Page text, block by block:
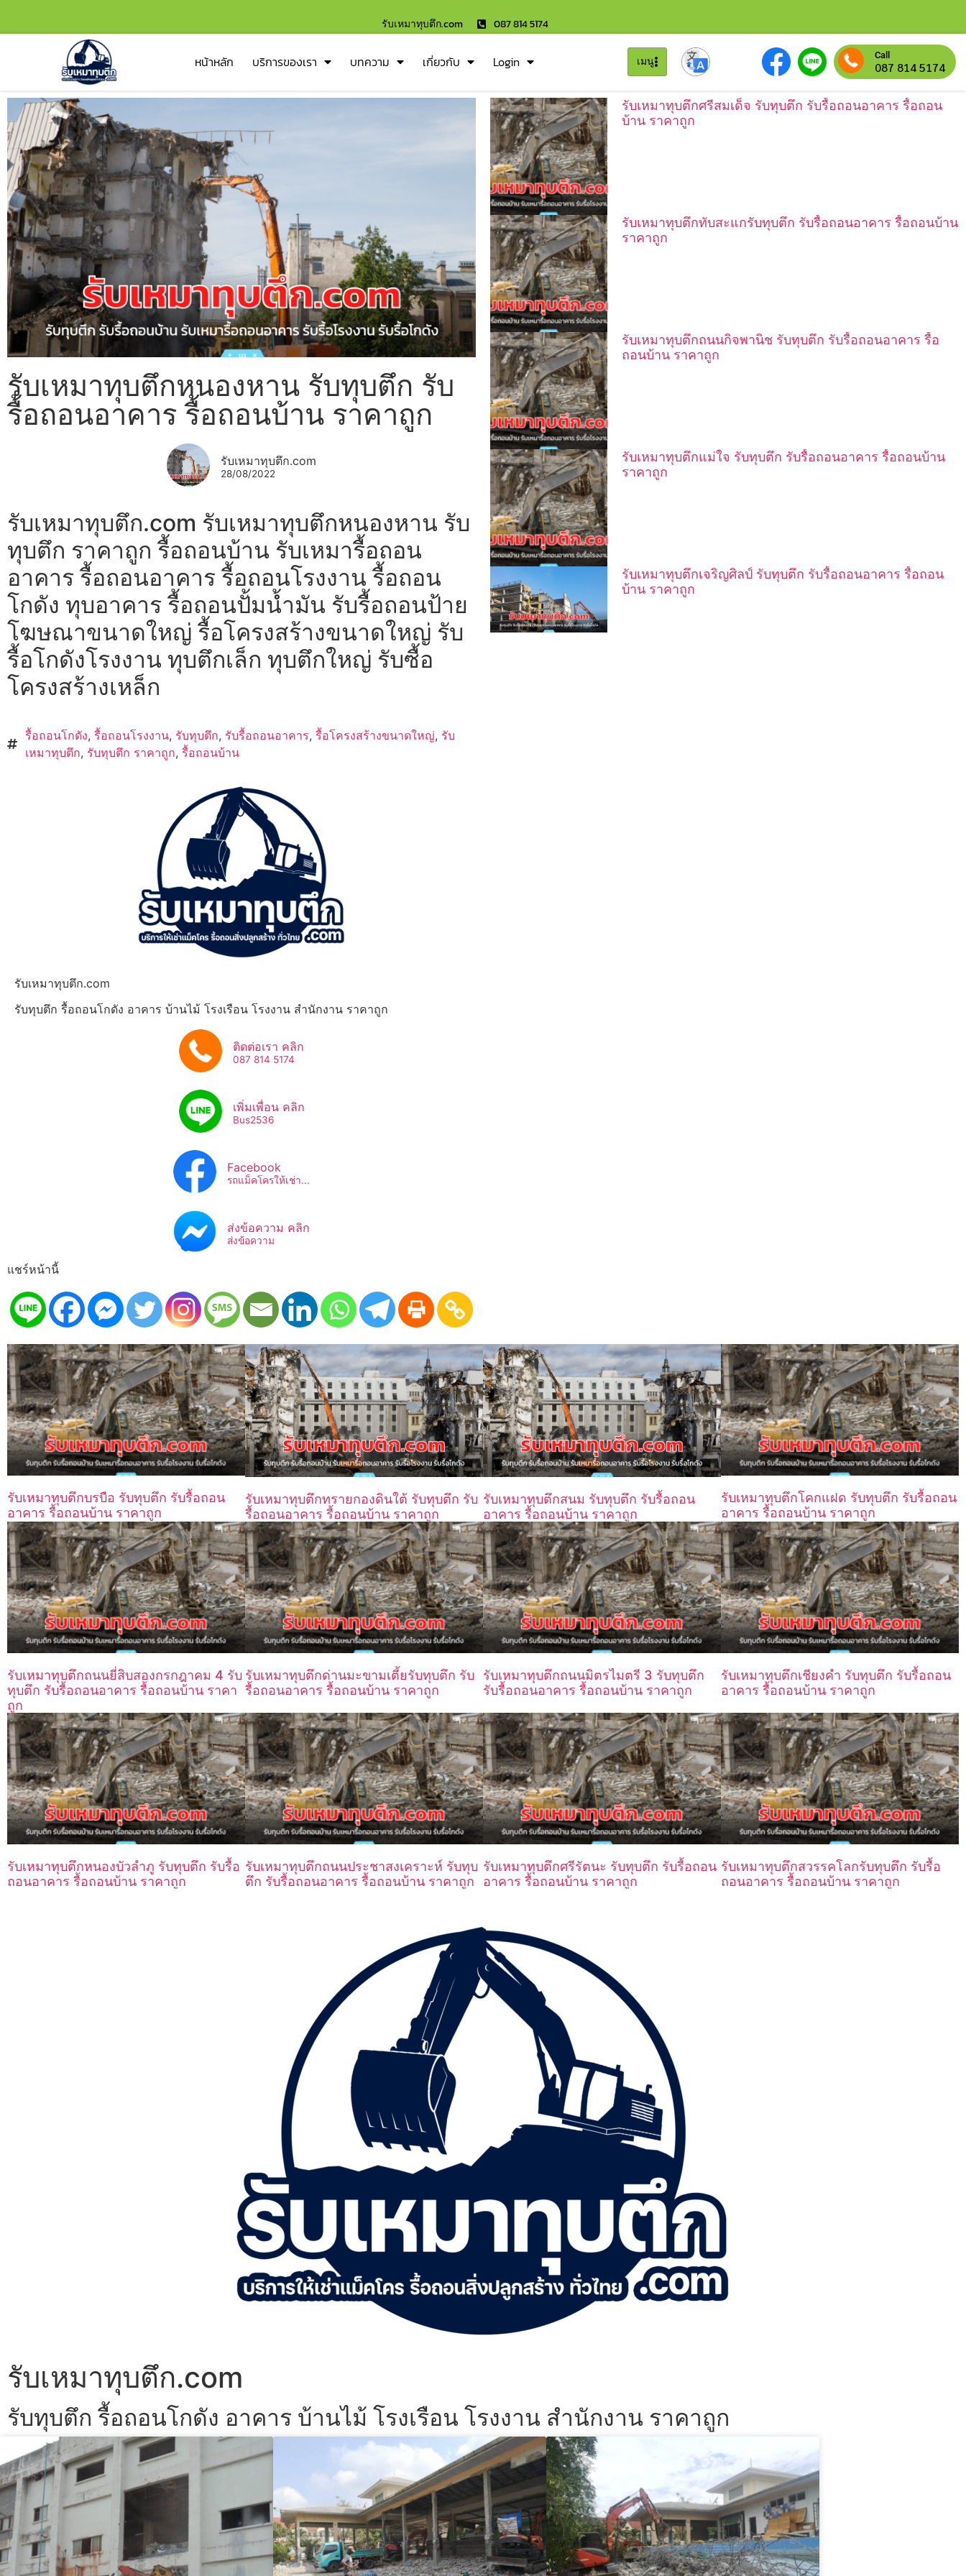
รับเหมาทุบตึก.com 087 814 5174
หน้าหลัก บริการของเรา บทความ เกี่ยวกับ Login เมนู Call
087 814 5174
รับเหมาทุบตึกหนองหาน รับทุบตึก รับ
รื้อถอนอาคาร รื้อถอนบ้าน ราคาถูก
รับเหมาทุบตึก.com
28/08/2022
รับเหมาทุบตึก.com รับเหมาทุบตึกหนองหาน รับ
ทุบตึก ราคาถูก รื้อถอนบ้าน รับเหมารื้อถอน
อาคาร รื้อถอนอาคาร รื้อถอนโรงงาน รื้อถอน
โกดัง ทุบอาคาร รื้อถอนปั้มน้ำมัน รับรื้อถอนป้าย
โฆษณาขนาดใหญ่ รื้อโครงสร้างขนาดใหญ่ รับ
รื้อโกดังโรงงาน ทุบตึกเล็ก ทุบตึกใหญ่ รับซื้อ
โครงสร้างเหล็ก
รื้อถอนโกดัง, รื้อถอนโรงงาน, รับทุบตึก, รับรื้อถอนอาคาร, รื้อโครงสร้างขนาดใหญ่, รับ
เหมาทุบตึก, รับทุบตึก ราคาถูก, รื้อถอนบ้าน
รับเหมาทุบตึก.com
รับทุบตึก รื้อถอนโกดัง อาคาร บ้านไม้ โรงเรือน โรงงาน สำนักงาน ราคาถูก
ติดต่อเรา คลิก
087 814 5174
เพิ่มเพื่อน คลิก
Bus2536​
Facebook
รถแม็คโครให้เช่า...
ส่งข้อความ คลิก
ส่งข้อความ
แชร์หน้านี้
รับเหมาทุบตึกศรีสมเด็จ รับทุบตึก รับรื้อถอนอาคาร รื้อถอน
บ้าน ราคาถูก
รับเหมาทุบตึกทับสะแกรับทุบตึก รับรื้อถอนอาคาร รื้อถอนบ้าน
ราคาถูก
รับเหมาทุบตึกถนนกิจพานิช รับทุบตึก รับรื้อถอนอาคาร รื้อ
ถอนบ้าน ราคาถูก
รับเหมาทุบตึกแม่ใจ รับทุบตึก รับรื้อถอนอาคาร รื้อถอนบ้าน
ราคาถูก
รับเหมาทุบตึกเจริญศิลป์ รับทุบตึก รับรื้อถอนอาคาร รื้อถอน
บ้าน ราคาถูก
รับเหมาทุบตึกบรบือ รับทุบตึก รับรื้อถอน
อาคาร รื้อถอนบ้าน ราคาถูก
รับเหมาทุบตึกทรายกองดินใต้ รับทุบตึก รับ
รื้อถอนอาคาร รื้อถอนบ้าน ราคาถูก
รับเหมาทุบตึกสนม รับทุบตึก รับรื้อถอน
อาคาร รื้อถอนบ้าน ราคาถูก
รับเหมาทุบตึกโคกแฝด รับทุบตึก รับรื้อถอน
อาคาร รื้อถอนบ้าน ราคาถูก
รับเหมาทุบตึกถนนยี่สิบสองกรกฎาคม 4 รับ
ทุบตึก รับรื้อถอนอาคาร รื้อถอนบ้าน ราคา
ถูก
รับเหมาทุบตึกด่านมะขามเตี้ยรับทุบตึก รับ
รื้อถอนอาคาร รื้อถอนบ้าน ราคาถูก
รับเหมาทุบตึกถนนมิตรไมตรี 3 รับทุบตึก
รับรื้อถอนอาคาร รื้อถอนบ้าน ราคาถูก
รับเหมาทุบตึกเชียงคำ รับทุบตึก รับรื้อถอน
อาคาร รื้อถอนบ้าน ราคาถูก
รับเหมาทุบตึกหนองบัวลำภู รับทุบตึก รับรื้อ
ถอนอาคาร รื้อถอนบ้าน ราคาถูก
รับเหมาทุบตึกถนนประชาสงเคราะห์ รับทุบ
ตึก รับรื้อถอนอาคาร รื้อถอนบ้าน ราคาถูก
รับเหมาทุบตึกศรีรัตนะ รับทุบตึก รับรื้อถอน
อาคาร รื้อถอนบ้าน ราคาถูก
รับเหมาทุบตึกสวรรคโลกรับทุบตึก รับรื้อ
ถอนอาคาร รื้อถอนบ้าน ราคาถูก
รับเหมาทุบตึก.com
รับทุบตึก รื้อถอนโกดัง อาคาร บ้านไม้ โรงเรือน โรงงาน สำนักงาน ราคาถูก